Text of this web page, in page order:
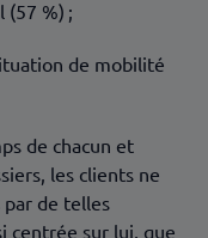
(57 %) ;
de mobilité
de chacun et
les clients ne
par de telles
centrée sur lui, que